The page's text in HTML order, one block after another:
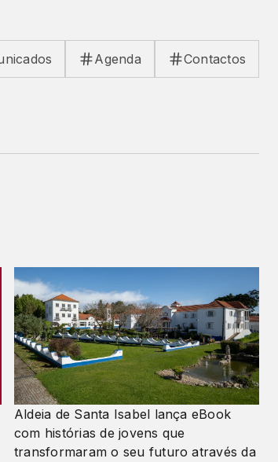
Agenda Contactos
Aldeia de Santa Isabel lança eBook
com histórias de jovens que
transformaram o seu futuro através da